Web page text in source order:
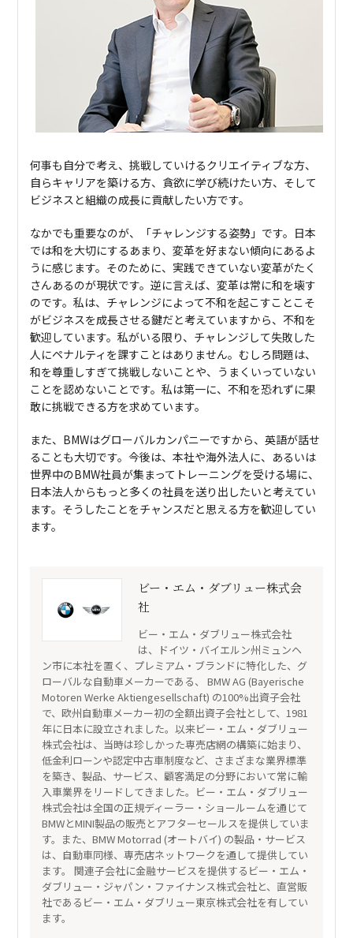
何事も自分で考え、挑戦していけるクリエイティブな方、
自らキャリアを築ける方、貪欲に学び続けたい方、そして
ビジネスと組織の成長に貢献したい方です。
なかでも重要なのが、「チャレンジする姿勢」です。日本
では和を大切にするあまり、変革を好まない傾向にあるよ
うに感じます。そのために、実践できていない変革がたく
さんあるのが現状です。逆に言えば、変革は常に和を壊す
のです。私は、チャレンジによって不和を起こすことこそ
がビジネスを成長させる鍵だと考えていますから、不和を
歓迎しています。私がいる限り、チャレンジして失敗した
人にペナルティを課すことはありません。むしろ問題は、
和を尊重しすぎて挑戦しないことや、うまくいっていない
ことを認めないことです。私は第一に、不和を恐れずに果
敢に挑戦できる方を求めています。
また、BMWはグローバルカンパニーですから、英語が話せ
ることも大切です。今後は、本社や海外法人に、あるいは
世界中のBMW社員が集まってトレーニングを受ける場に、
日本法人からもっと多くの社員を送り出したいと考えてい
ます。そうしたことをチャンスだと思える方を歓迎してい
ます。
ビー・エム・ダブリュー株式会
社
ビー・エム・ダブリュー株式会社
は、ドイツ・バイエルン州ミュンヘ
ン市に本社を置く、プレミアム・ブランドに特化した、グ
ローバルな自動車メーカーである、 BMW AG (Bayerische
Motoren Werke Aktiengesellschaft) の100%出資子会社
で、欧州自動車メーカー初の全額出資子会社として、1981
年に日本に設立されました。以来ビー・エム・ダブリュー
株式会社は、当時は珍しかった専売店網の構築に始まり、
低金利ローンや認定中古車制度など、さまざまな業界標準
を築き、製品、サービス、顧客満足の分野において常に輸
入車業界をリードしてきました。ビー・エム・ダブリュー
株式会社は全国の正規ディーラー・ショールームを通じて
BMWとMINI製品の販売とアフターセールスを提供していま
す。また、BMW Motorrad (オートバイ) の製品・サービス
は、自動車同様、専売店ネットワークを通して提供してい
ます。 関連子会社に金融サービスを提供するビー・エム・
ダブリュー・ジャパン・ファイナンス株式会社と、直営販
社であるビー・エム・ダブリュー東京株式会社を有してい
ます。